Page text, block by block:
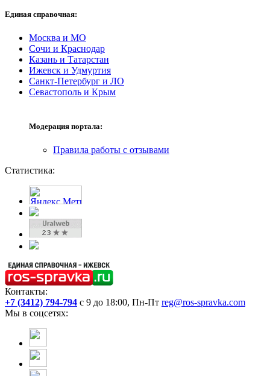
Единая справочная:
Москва и МО
Сочи и Краснодар
Казань и Татарстан
Ижевск и Удмуртия
Санкт-Петербург и ЛО
Севастополь и Крым
Модерация портала:
Правила работы с отзывами
Статистика:
Контакты:
+7 (3412) 794-794 с 9 до 18:00, Пн-Пт reg@ros-spravka.com
Мы в соцсетях: